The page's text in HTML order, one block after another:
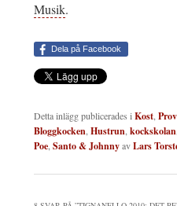
Musik.
Dela på Facebook
Detta inlägg publicerades iKost,
Bloggkocken,Hustrun,kockskolan
Poe,Santo & JohnnyavLars